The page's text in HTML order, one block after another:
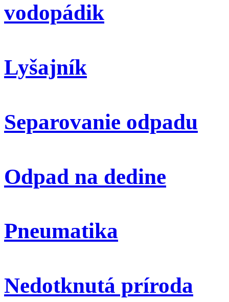
vodopádik
Lyšajník
Separovanie odpadu
Odpad na dedine
Pneumatika
Nedotknutá príroda